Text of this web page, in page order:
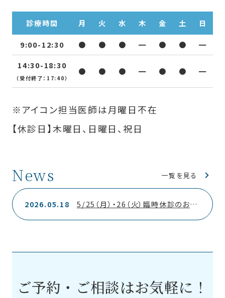
診療時間 月 火 水 木 金 土 日
9:00-12:30 ● ● ● ━ ● ●
━
14:30-18:30
（受付終了：17:40）
● ● ● ━ ● ● ━
※アイコン担当医師は月曜日不在
【休診日】木曜日、日曜日、祝日
News 一覧を見る
2026.05.18 5/25（月）・26（火）臨時休診のお知らせ
ご予約・ご相談はお気軽に！